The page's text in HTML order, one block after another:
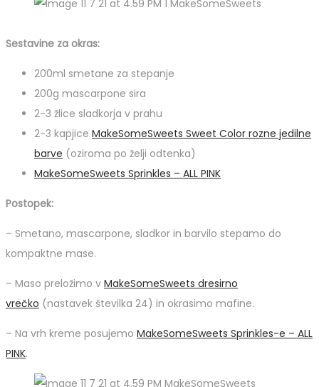
Sestavine za okras:
200ml smetane za stepanje
200g mascarpone sira
2-3 žlice sladkorja v prahu
2-3 kapjice MakeSomeSweets Sweet Color rozne jedilne
barve (oziroma po želji odtenka)
MakeSomeSweets Sprinkles – ALL PINK
Postopek:
– Smetano, mascarpone, sladkor in barvilo stepamo do
kompaktne mase.
– Maso preložimo v MakeSomeSweets dresirno
vrečko (nastavek številka 24) in okrasimo mafine.
– Na vrh kreme posujemo MakeSomeSweets Sprinkles-e – ALL
PINK.